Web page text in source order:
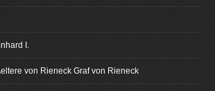
I.
von Rieneck Graf von Rieneck